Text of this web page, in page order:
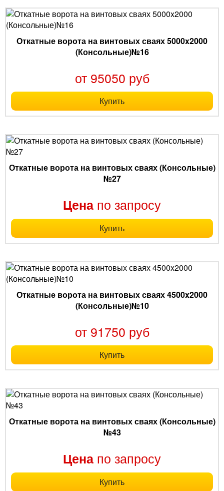
Откатные ворота на винтовых сваях 5000x2000
(Консольные)№16
от 95050 руб
Купить
Откатные ворота на винтовых сваях (Консольные)
№27
Цена по запросу
Купить
Откатные ворота на винтовых сваях 4500x2000
(Консольные)№10
от 91750 руб
Купить
Откатные ворота на винтовых сваях (Консольные)
№43
Цена по запросу
Купить